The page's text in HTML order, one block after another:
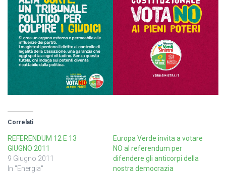
Correlati
REFERENDUM 12 E 13
GIUGNO 2011
9 Giugno 2011
In "Energia"
Europa Verde invita a votare
NO al referendum per
difendere gli anticorpi della
nostra democrazia